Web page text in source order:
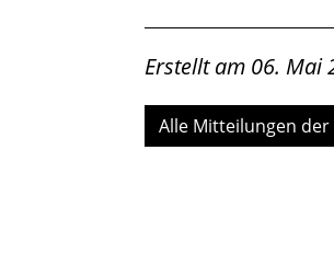
Erstellt am 06. Mai
Alle Mitteilungen